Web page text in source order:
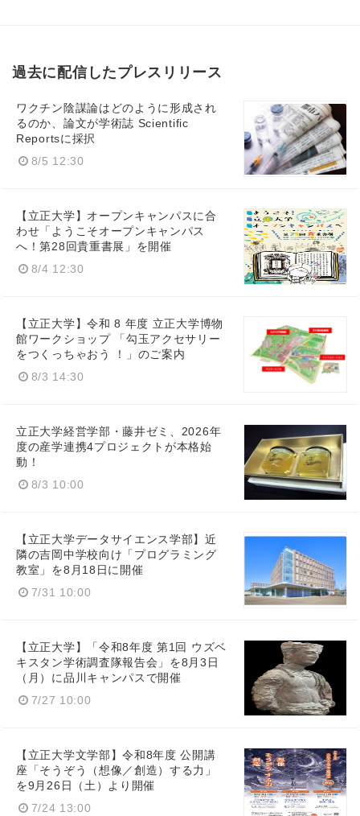
過去に配信したプレスリリース
ワクチン陰謀論はどのように形成され
るのか、論文が学術誌 Scientific
Reportsに採択
8/5 12:30
【立正大学】オープンキャンパスに合
わせ「ようこそオープンキャンパス
へ！第28回貴重書展」を開催
8/4 12:30
【立正大学】令和 8 年度 立正大学博物
館ワークショップ 「勾玉アクセサリー
をつくっちゃおう ！」のご案内
8/3 14:30
立正大学経営学部・藤井ゼミ、2026年
度の産学連携4プロジェクトが本格始
動！
8/3 10:00
【立正大学データサイエンス学部】近
隣の吉岡中学校向け「プログラミング
教室」を8月18日に開催
7/31 10:00
【立正大学】「令和8年度 第1回 ウズベ
キスタン学術調査隊報告会」を8月3日
（月）に品川キャンパスで開催
7/27 10:00
【立正大学文学部】令和8年度 公開講
座「そうぞう（想像／創造）する力」
を9月26日（土）より開催
7/24 13:00